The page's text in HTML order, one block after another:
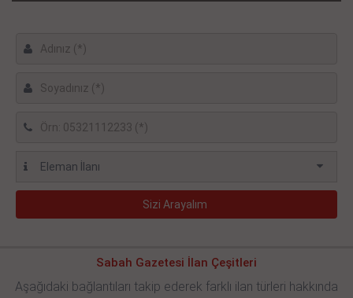
Sabah Gazetesi İlan Çeşitleri
Aşağıdaki bağlantıları takip ederek farklı ilan türleri hakkında